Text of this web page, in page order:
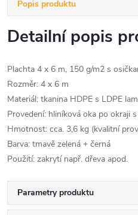
Popis produktu
Detailní popis
Plachta 4 x 6 m, 150 g/m2 s
Rozměr: 4 x 6 m
Materiál: tkanina HDPE s LDPE
Provedení: hliníková oka po okraji
Hmotnost: cca. 3,6 kg (kvalitní
Barva: tmavě zelená + černá
Použití: zakrytí např. dřeva apod.
Parametry produktu